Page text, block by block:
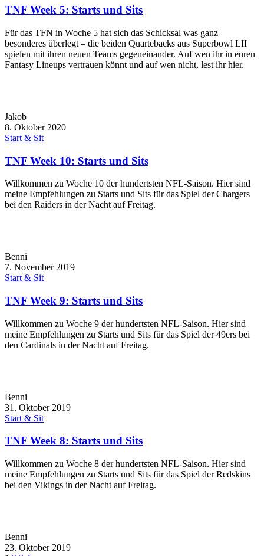
TNF Week 5: Starts und Sits
Für das TFN in Woche 5 hat sich das Schicksal was ganz
besonderes überlegt – die beiden Quartebacks aus Superbowl LII
spielen mit ihren neuen Teams gegeneinander. Auf wen ihr in euren
Fantasy Lineups vertrauen könnt und auf wen nicht, lest ihr hier.
Jakob
8. Oktober 2020
Start & Sit
TNF Week 10: Starts und Sits
Willkommen zu Woche 10 der hundertsten NFL-Saison. Hier sind
meine Empfehlungen zu Starts und Sits für das Spiel der Chargers
bei den Raiders in der Nacht auf Freitag.
Benni
7. November 2019
Start & Sit
TNF Week 9: Starts und Sits
Willkommen zu Woche 9 der hundertsten NFL-Saison. Hier sind
meine Empfehlungen zu Starts und Sits für das Spiel der 49ers bei
den Cardinals in der Nacht auf Freitag.
Benni
31. Oktober 2019
Start & Sit
TNF Week 8: Starts und Sits
Willkommen zu Woche 8 der hundertsten NFL-Saison. Hier sind
meine Empfehlungen zu Starts und Sits für das Spiel der Redskins
bei den Vikings in der Nacht auf Freitag.
Benni
23. Oktober 2019